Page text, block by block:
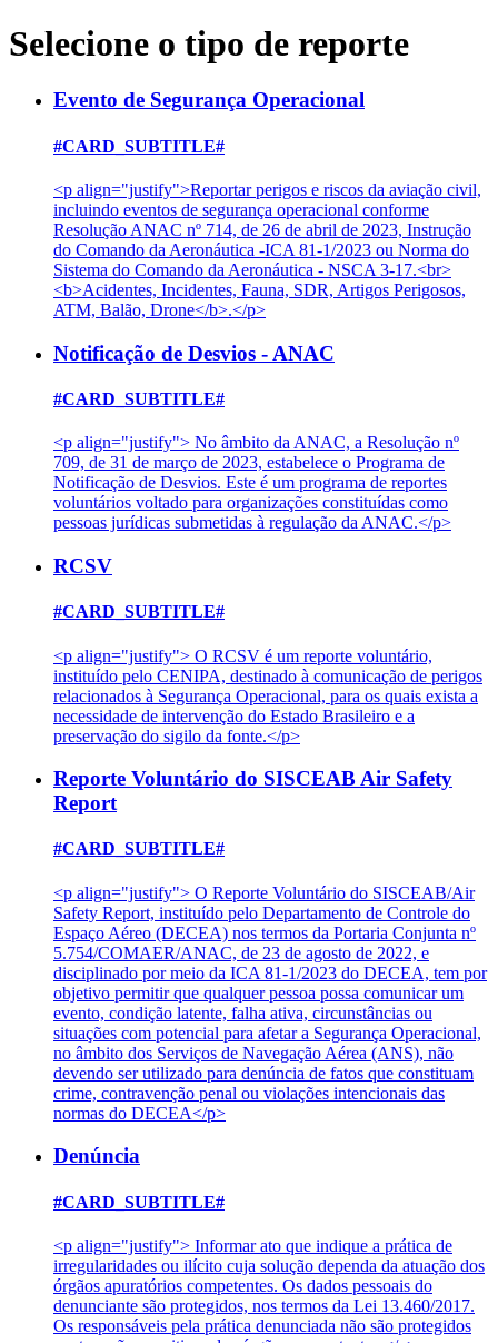
Selecione o tipo de reporte
Evento de Segurança Operacional
#CARD_SUBTITLE#
<p align="justify">Reportar perigos e riscos da aviação civil,
incluindo eventos de segurança operacional conforme
Resolução ANAC nº 714, de 26 de abril de 2023, Instrução
do Comando da Aeronáutica -ICA 81-1/2023 ou Norma do
Sistema do Comando da Aeronáutica - NSCA 3-17.<br>
<b>Acidentes, Incidentes, Fauna, SDR, Artigos Perigosos,
ATM, Balão, Drone</b>.</p>
Notificação de Desvios - ANAC
#CARD_SUBTITLE#
<p align="justify"> No âmbito da ANAC, a Resolução nº
709, de 31 de março de 2023, estabelece o Programa de
Notificação de Desvios. Este é um programa de reportes
voluntários voltado para organizações constituídas como
pessoas jurídicas submetidas à regulação da ANAC.</p>
RCSV
#CARD_SUBTITLE#
<p align="justify"> O RCSV é um reporte voluntário,
instituído pelo CENIPA, destinado à comunicação de perigos
relacionados à Segurança Operacional, para os quais exista a
necessidade de intervenção do Estado Brasileiro e a
preservação do sigilo da fonte.</p>
Reporte Voluntário do SISCEAB Air Safety
Report
#CARD_SUBTITLE#
<p align="justify"> O Reporte Voluntário do SISCEAB/Air
Safety Report, instituído pelo Departamento de Controle do
Espaço Aéreo (DECEA) nos termos da Portaria Conjunta nº
5.754/COMAER/ANAC, de 23 de agosto de 2022, e
disciplinado por meio da ICA 81-1/2023 do DECEA, tem por
objetivo permitir que qualquer pessoa possa comunicar um
evento, condição latente, falha ativa, circunstâncias ou
situações com potencial para afetar a Segurança Operacional,
no âmbito dos Serviços de Navegação Aérea (ANS), não
devendo ser utilizado para denúncia de fatos que constituam
crime, contravenção penal ou violações intencionais das
normas do DECEA</p>
Denúncia
#CARD_SUBTITLE#
<p align="justify"> Informar ato que indique a prática de
irregularidades ou ilícito cuja solução dependa da atuação dos
órgãos apuratórios competentes. Os dados pessoais do
denunciante são protegidos, nos termos da Lei 13.460/2017.
Os responsáveis pela prática denunciada não são protegidos